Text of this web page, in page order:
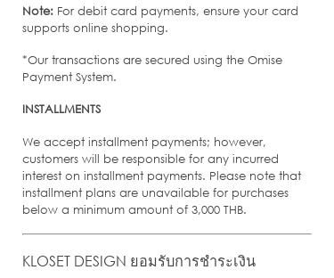
Note: For debit card payments, ensure your card
supports online shopping.
*Our transactions are secured using the Omise
Payment System.
INSTALLMENTS
We accept installment payments; however,
customers will be responsible for any incurred
interest on installment payments. Please note that
installment plans are unavailable for purchases
below a minimum amount of 3,000 THB.
KLOSET DESIGN ยอมรับการชำระเงิน